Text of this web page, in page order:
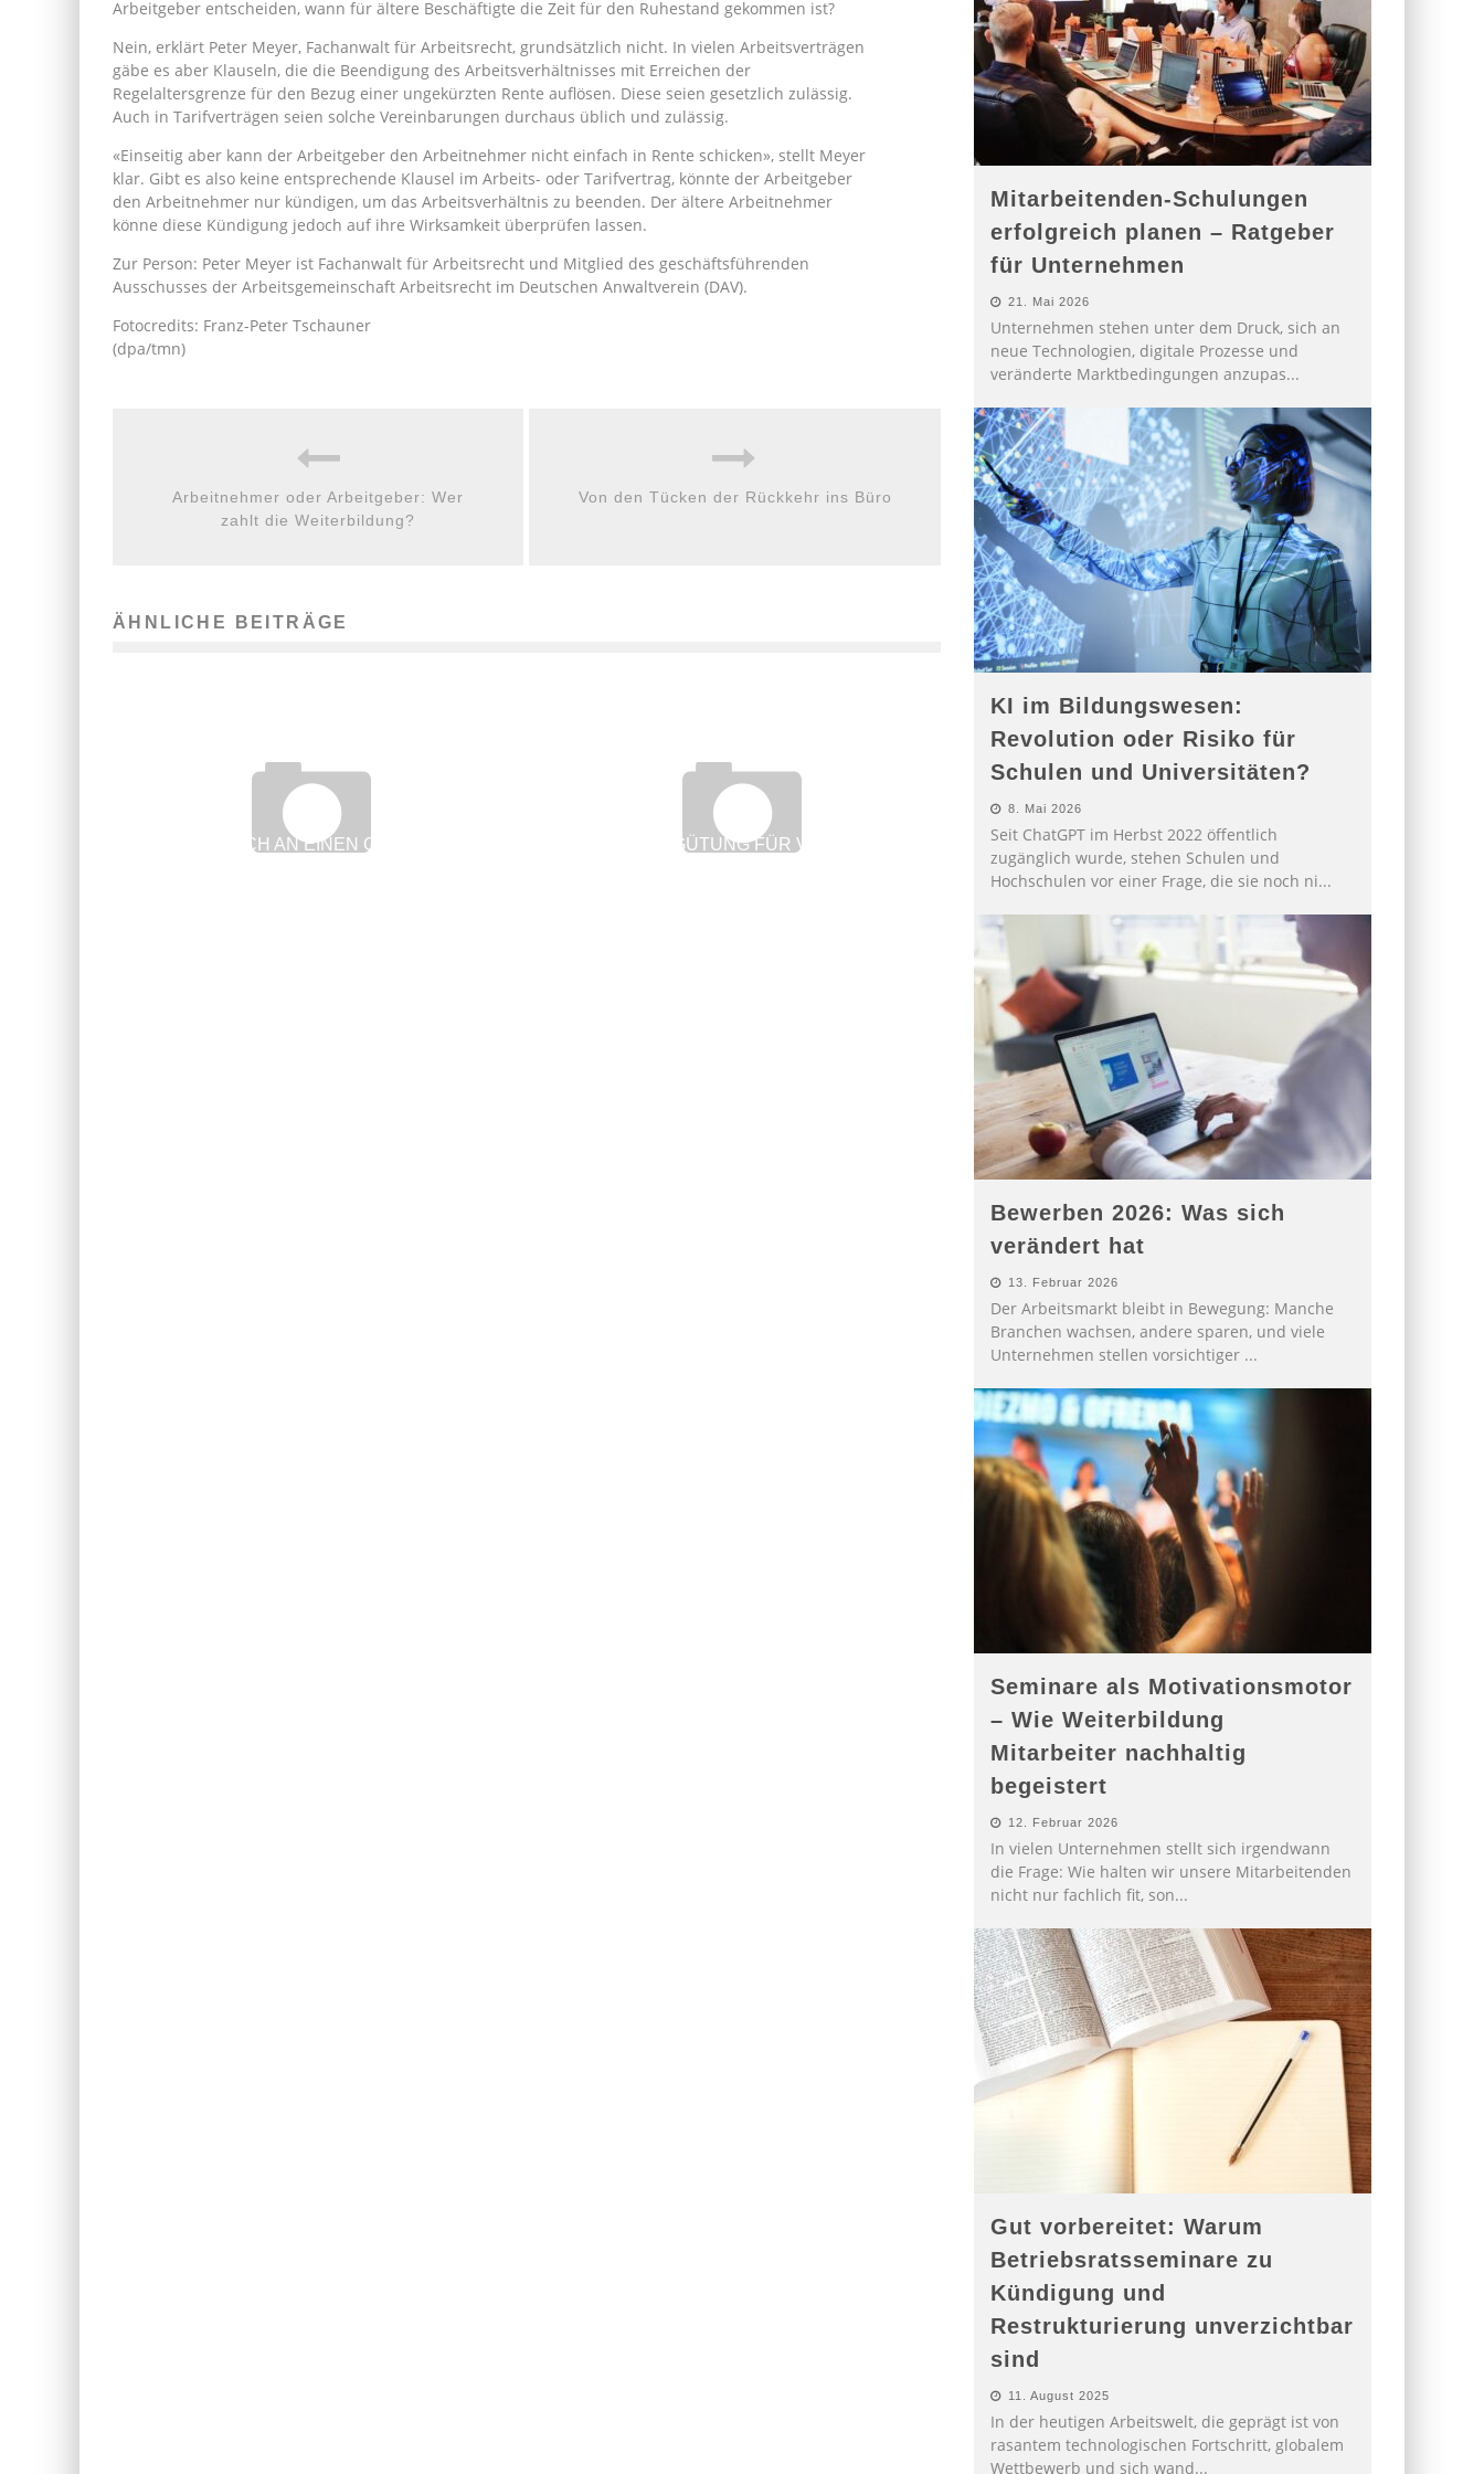
Arbeitgeber entscheiden, wann für ältere Beschäftigte die Zeit für den Ruhestand gekommen ist?
Nein, erklärt Peter Meyer, Fachanwalt für Arbeitsrecht, grundsätzlich nicht. In vielen Arbeitsverträgen
gäbe es aber Klauseln, die die Beendigung des Arbeitsverhältnisses mit Erreichen der
Regelaltersgrenze für den Bezug einer ungekürzten Rente auflösen. Diese seien gesetzlich zulässig.
Auch in Tarifverträgen seien solche Vereinbarungen durchaus üblich und zulässig.
«Einseitig aber kann der Arbeitgeber den Arbeitnehmer nicht einfach in Rente schicken», stellt Meyer
klar. Gibt es also keine entsprechende Klausel im Arbeits- oder Tarifvertrag, könnte der Arbeitgeber
den Arbeitnehmer nur kündigen, um das Arbeitsverhältnis zu beenden. Der ältere Arbeitnehmer
könne diese Kündigung jedoch auf ihre Wirksamkeit überprüfen lassen.
Zur Person: Peter Meyer ist Fachanwalt für Arbeitsrecht und Mitglied des geschäftsführenden
Ausschusses der Arbeitsgemeinschaft Arbeitsrecht im Deutschen Anwaltverein (DAV).
Fotocredits: Franz-Peter Tschauner
(dpa/tmn)
Arbeitnehmer oder Arbeitgeber: Wer
zahlt die Weiterbildung?
Von den Tücken der Rückkehr ins Büro
ÄHNLICHE BEITRÄGE
MUSS ICH MICH AN EINEN GRUNDLOSEN
KEINE VERGÜTUNG FÜR VERSÄUMTE
Mitarbeitenden-Schulungen
erfolgreich planen – Ratgeber
für Unternehmen
21. Mai 2026
Unternehmen stehen unter dem Druck, sich an
neue Technologien, digitale Prozesse und
veränderte Marktbedingungen anzupas...
KI im Bildungswesen:
Revolution oder Risiko für
Schulen und Universitäten?
8. Mai 2026
Seit ChatGPT im Herbst 2022 öffentlich
zugänglich wurde, stehen Schulen und
Hochschulen vor einer Frage, die sie noch ni...
Bewerben 2026: Was sich
verändert hat
13. Februar 2026
Der Arbeitsmarkt bleibt in Bewegung: Manche
Branchen wachsen, andere sparen, und viele
Unternehmen stellen vorsichtiger ...
Seminare als Motivationsmotor
– Wie Weiterbildung
Mitarbeiter nachhaltig
begeistert
12. Februar 2026
In vielen Unternehmen stellt sich irgendwann
die Frage: Wie halten wir unsere Mitarbeitenden
nicht nur fachlich fit, son...
Gut vorbereitet: Warum
Betriebsratsseminare zu
Kündigung und
Restrukturierung unverzichtbar
sind
11. August 2025
In der heutigen Arbeitswelt, die geprägt ist von
rasantem technologischen Fortschritt, globalem
Wettbewerb und sich wand...